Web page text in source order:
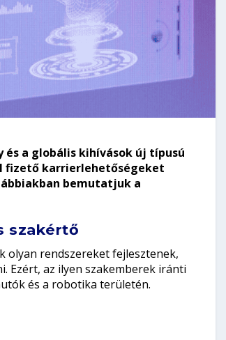
a globális kihívások új típusú
fizető karrierlehetőségeket
bemutatjuk a
szakértő
olyan rendszereket fejlesztenek,
Ezért, az ilyen szakemberek iránti
és a robotika területén.